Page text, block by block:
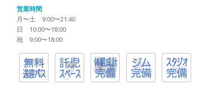
営業時間
月〜土 9:00〜21:40
日 10:00〜18:00
祝 9:00〜18:00